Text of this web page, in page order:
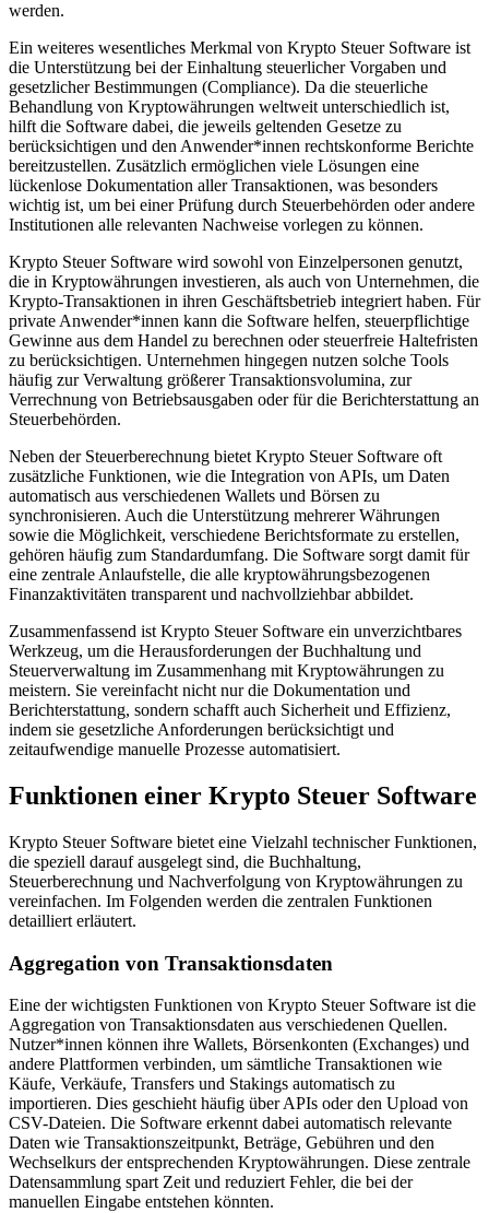
werden.
Ein weiteres wesentliches Merkmal von Krypto Steuer Software ist
die Unterstützung bei der Einhaltung steuerlicher Vorgaben und
gesetzlicher Bestimmungen (Compliance). Da die steuerliche
Behandlung von Kryptowährungen weltweit unterschiedlich ist,
hilft die Software dabei, die jeweils geltenden Gesetze zu
berücksichtigen und den Anwender*innen rechtskonforme Berichte
bereitzustellen. Zusätzlich ermöglichen viele Lösungen eine
lückenlose Dokumentation aller Transaktionen, was besonders
wichtig ist, um bei einer Prüfung durch Steuerbehörden oder andere
Institutionen alle relevanten Nachweise vorlegen zu können.
Krypto Steuer Software wird sowohl von Einzelpersonen genutzt,
die in Kryptowährungen investieren, als auch von Unternehmen, die
Krypto-Transaktionen in ihren Geschäftsbetrieb integriert haben. Für
private Anwender*innen kann die Software helfen, steuerpflichtige
Gewinne aus dem Handel zu berechnen oder steuerfreie Haltefristen
zu berücksichtigen. Unternehmen hingegen nutzen solche Tools
häufig zur Verwaltung größerer Transaktionsvolumina, zur
Verrechnung von Betriebsausgaben oder für die Berichterstattung an
Steuerbehörden.
Neben der Steuerberechnung bietet Krypto Steuer Software oft
zusätzliche Funktionen, wie die Integration von APIs, um Daten
automatisch aus verschiedenen Wallets und Börsen zu
synchronisieren. Auch die Unterstützung mehrerer Währungen
sowie die Möglichkeit, verschiedene Berichtsformate zu erstellen,
gehören häufig zum Standardumfang. Die Software sorgt damit für
eine zentrale Anlaufstelle, die alle kryptowährungsbezogenen
Finanzaktivitäten transparent und nachvollziehbar abbildet.
Zusammenfassend ist Krypto Steuer Software ein unverzichtbares
Werkzeug, um die Herausforderungen der Buchhaltung und
Steuerverwaltung im Zusammenhang mit Kryptowährungen zu
meistern. Sie vereinfacht nicht nur die Dokumentation und
Berichterstattung, sondern schafft auch Sicherheit und Effizienz,
indem sie gesetzliche Anforderungen berücksichtigt und
zeitaufwendige manuelle Prozesse automatisiert.
Funktionen einer Krypto Steuer Software
Krypto Steuer Software bietet eine Vielzahl technischer Funktionen,
die speziell darauf ausgelegt sind, die Buchhaltung,
Steuerberechnung und Nachverfolgung von Kryptowährungen zu
vereinfachen. Im Folgenden werden die zentralen Funktionen
detailliert erläutert.
Aggregation von Transaktionsdaten
Eine der wichtigsten Funktionen von Krypto Steuer Software ist die
Aggregation von Transaktionsdaten aus verschiedenen Quellen.
Nutzer*innen können ihre Wallets, Börsenkonten (Exchanges) und
andere Plattformen verbinden, um sämtliche Transaktionen wie
Käufe, Verkäufe, Transfers und Stakings automatisch zu
importieren. Dies geschieht häufig über APIs oder den Upload von
CSV-Dateien. Die Software erkennt dabei automatisch relevante
Daten wie Transaktionszeitpunkt, Beträge, Gebühren und den
Wechselkurs der entsprechenden Kryptowährungen. Diese zentrale
Datensammlung spart Zeit und reduziert Fehler, die bei der
manuellen Eingabe entstehen könnten.